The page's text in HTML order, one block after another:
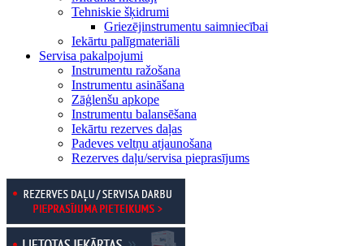
Tehniskie šķidrumi
Griezējinstrumentu saimniecībai
Iekārtu palīgmateriāli
Servisa pakalpojumi
Instrumentu ražošana
Instrumentu asināšana
Zāģlenšu apkope
Instrumentu balansēšana
Iekārtu rezerves daļas
Padeves veltņu atjaunošana
Rezerves daļu/servisa pieprasījums